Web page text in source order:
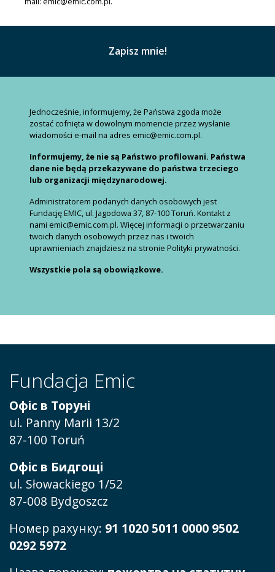
Jednocześnie, informujemy, że Państwa zgoda może
zostać cofnięta w dowolnym momencie przez wysłanie
wiadomości e-mail na adres emic@emic.com.pl.
Informujemy, że nie są Państwo profilowani. Państwa
dane nie będą przekazywane do państwa trzeciego
lub organizacji międzynarodowej.
Administratorem podanych danych osobowych jest
Fundację EMIC, ul. Jagodowa 37, 87-100 Toruń. Kontakt z
nami emic@emic.com.pl. Więcej informacji o przetwarzaniu
twoich danych osobowych przez nas i twoich
uprawnieniach znajdziesz na stronie Polityki prywatności.
Wszystkie pola są obowiązkowe.
Fundacja Emic
Офіс в Торуні
ul. Panny Marii 13/2
87-100 Toruń
Офіс в Бидгощі
ul. Słowackiego 1/52
87-008 Bydgoszcz
Номер рахунку: 91 1020 5011 0000 9502
0292 5972